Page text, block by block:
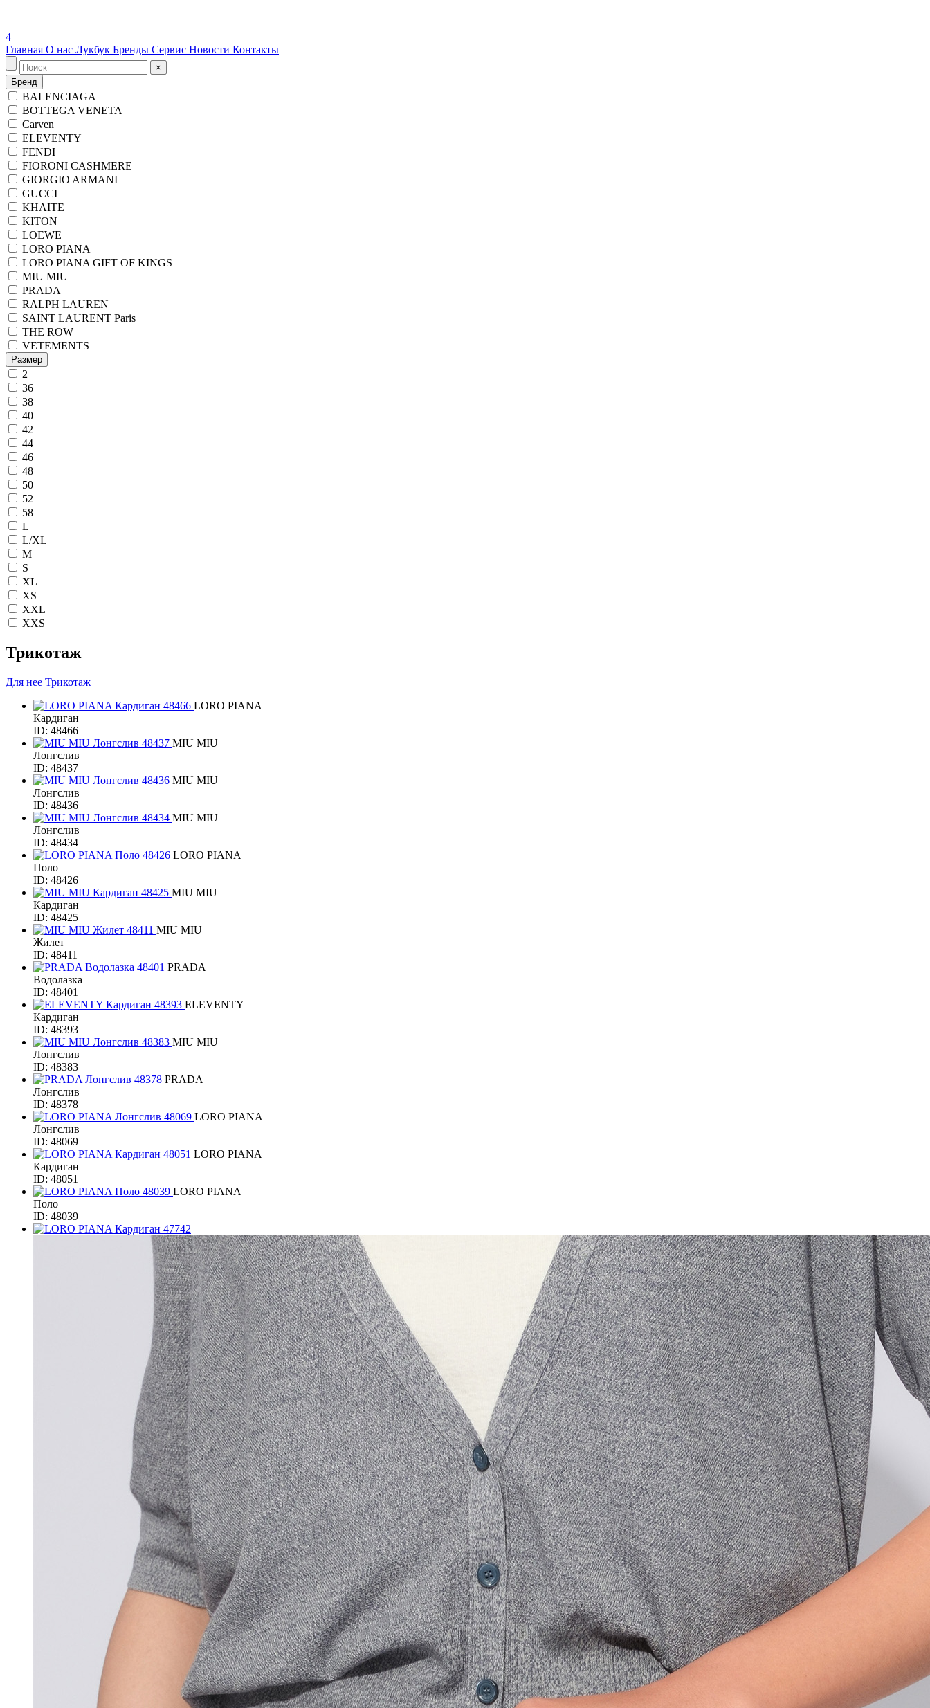
4
Главная О нас Лукбук Бренды Сервис Новости Контакты
×
Бренд
BALENCIAGA
BOTTEGA VENETA
Carven
ELEVENTY
FENDI
FIORONI CASHMERE
GIORGIO ARMANI
GUCCI
KHAITE
KITON
LOEWE
LORO PIANA
LORO PIANA GIFT OF KINGS
MIU MIU
PRADA
RALPH LAUREN
SAINT LAURENT Paris
THE ROW
VETEMENTS
Размер
2
36
38
40
42
44
46
48
50
52
58
L
L/XL
M
S
XL
XS
XXL
XXS
Трикотаж
Для нее Трикотаж
LORO PIANA
Кардиган
ID: 48466
MIU MIU
Лонгслив
ID: 48437
MIU MIU
Лонгслив
ID: 48436
MIU MIU
Лонгслив
ID: 48434
LORO PIANA
Поло
ID: 48426
MIU MIU
Кардиган
ID: 48425
MIU MIU
Жилет
ID: 48411
PRADA
Водолазка
ID: 48401
ELEVENTY
Кардиган
ID: 48393
MIU MIU
Лонгслив
ID: 48383
PRADA
Лонгслив
ID: 48378
LORO PIANA
Лонгслив
ID: 48069
LORO PIANA
Кардиган
ID: 48051
LORO PIANA
Поло
ID: 48039